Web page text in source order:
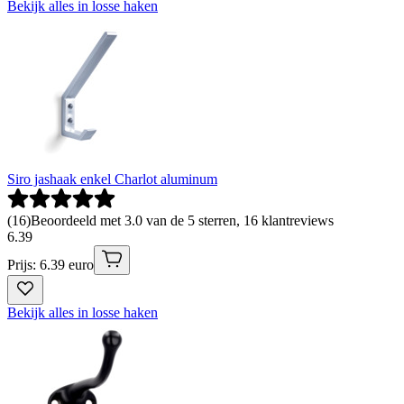
Bekijk alles in losse haken
Siro jashaak enkel Charlot aluminum
(16)Beoordeeld met 3.0 van de 5 sterren, 16 klantreviews
6.39
Prijs: 6.39 euro
Bekijk alles in losse haken